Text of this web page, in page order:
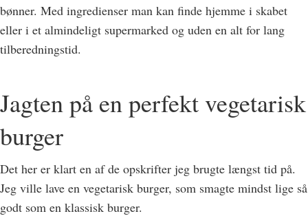
bønner. Med ingredienser man kan finde hjemme i skabet
eller i et almindeligt supermarked og uden en alt for lang
tilberedningstid.
Jagten på en perfekt vegetarisk
burger
Det her er klart en af de opskrifter jeg brugte længst tid på.
Jeg ville lave en vegetarisk burger, som smagte mindst lige så
godt som en klassisk burger.